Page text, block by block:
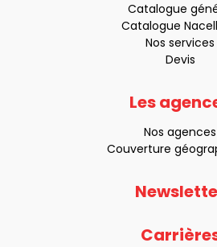
Catalogue
Catalogue
Nos services
Devis
Les
Nos agences
Couverture